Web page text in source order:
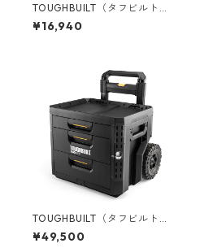
TOUGHBUILT（タフビルト）S
TACK TECH(スタックテック)
ツールボックス50 TB-B1-B-5
¥16,940
TOUGHBUILT（タフビルト）S
TACK TECH(スタックテック)
ウィール3ドロワーボックス T
¥49,500